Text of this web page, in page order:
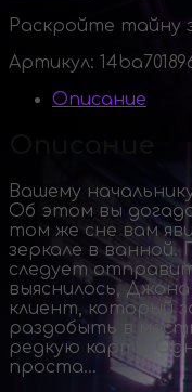
Раскройте тайну
Артикул:
Описание
Вашему
Об этом вы
том же сне вам
зеркале в
следует
выяснилось,
клиент, который
раздобыть в
редкую карту.
проста…